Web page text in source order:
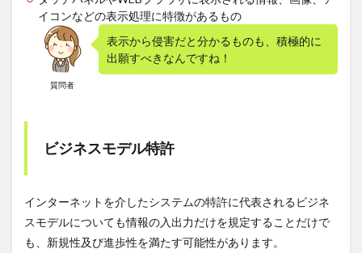
イコンなどの表示処理に特徴があるもの
質問者
表示から侵害だと分かるものも、積極的に
出願すべきなんですね！
ビジネスモデル特許
インターネットを介したシステムの特許に代表されるビジネ
スモデルについても情報の入出力だけを規定することだけで
も、新規性及び進歩性を満たす可能性があります。